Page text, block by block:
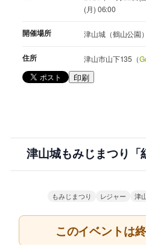
(月) 06:00
開催場所 津山城（鶴山公園
住所 津山市山下135（
印刷
津山城もみじまつり「
もみじまつり レジャー 津
このイベントは